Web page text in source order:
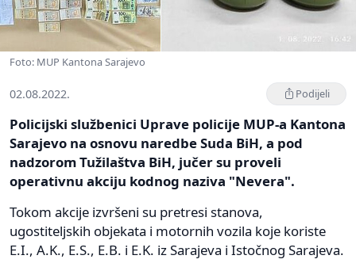
Foto: MUP Kantona Sarajevo
02.08.2022. Podijeli
Policijski službenici Uprave policije MUP-a Kantona
Sarajevo na osnovu naredbe Suda BiH, a pod
nadzorom Tužilaštva BiH, jučer su proveli
operativnu akciju kodnog naziva "Nevera".
Tokom akcije izvršeni su pretresi stanova,
ugostiteljskih objekata i motornih vozila koje koriste
E.I., A.K., E.S., E.B. i E.K. iz Sarajeva i Istočnog Sarajeva.